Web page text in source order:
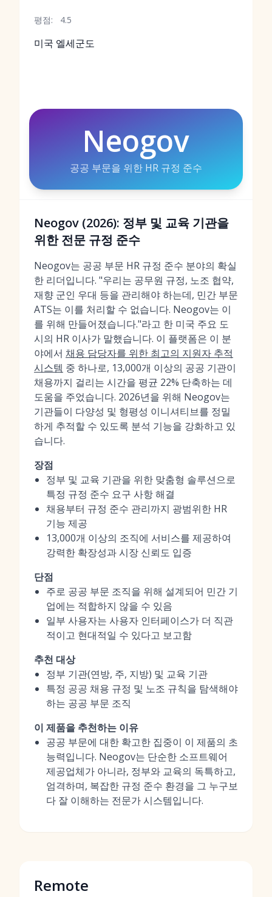
평점: 4.5
미국 엘세군도
Neogov
공공 부문을 위한 HR 규정 준수
Neogov (2026): 정부 및 교육 기관을
위한 전문 규정 준수
Neogov는 공공 부문 HR 규정 준수 분야의 확실
한 리더입니다. "우리는 공무원 규정, 노조 협약,
재향 군인 우대 등을 관리해야 하는데, 민간 부문
ATS는 이를 처리할 수 없습니다. Neogov는 이
를 위해 만들어졌습니다."라고 한 미국 주요 도
시의 HR 이사가 말했습니다. 이 플랫폼은 이 분
야에서 채용 담당자를 위한 최고의 지원자 추적
시스템 중 하나로, 13,000개 이상의 공공 기관이
채용까지 걸리는 시간을 평균 22% 단축하는 데
도움을 주었습니다. 2026년을 위해 Neogov는
기관들이 다양성 및 형평성 이니셔티브를 정밀
하게 추적할 수 있도록 분석 기능을 강화하고 있
습니다.
장점
정부 및 교육 기관을 위한 맞춤형 솔루션으로
특정 규정 준수 요구 사항 해결
채용부터 규정 준수 관리까지 광범위한 HR
기능 제공
13,000개 이상의 조직에 서비스를 제공하여
강력한 확장성과 시장 신뢰도 입증
단점
주로 공공 부문 조직을 위해 설계되어 민간 기
업에는 적합하지 않을 수 있음
일부 사용자는 사용자 인터페이스가 더 직관
적이고 현대적일 수 있다고 보고함
추천 대상
정부 기관(연방, 주, 지방) 및 교육 기관
특정 공공 채용 규정 및 노조 규칙을 탐색해야
하는 공공 부문 조직
이 제품을 추천하는 이유
공공 부문에 대한 확고한 집중이 이 제품의 초
능력입니다. Neogov는 단순한 소프트웨어
제공업체가 아니라, 정부와 교육의 독특하고,
엄격하며, 복잡한 규정 준수 환경을 그 누구보
다 잘 이해하는 전문가 시스템입니다.
Remote